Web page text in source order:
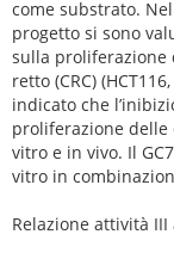
come substrato.
progetto si sono
sulla proliferazione
retto (CRC)
indicato che
proliferazione delle
vitro e in vivo. Il
vitro in
Relazione attività III